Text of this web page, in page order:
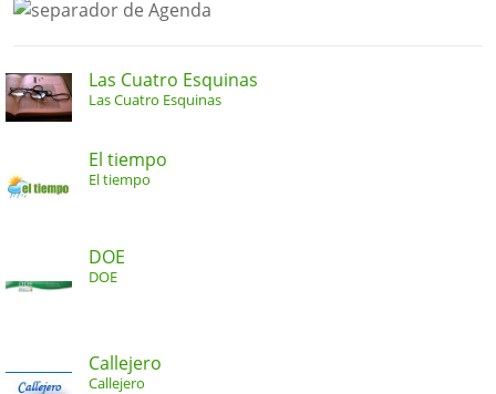
Las Cuatro Esquinas
Las Cuatro Esquinas
El tiempo
El tiempo
DOE
DOE
Callejero
Callejero